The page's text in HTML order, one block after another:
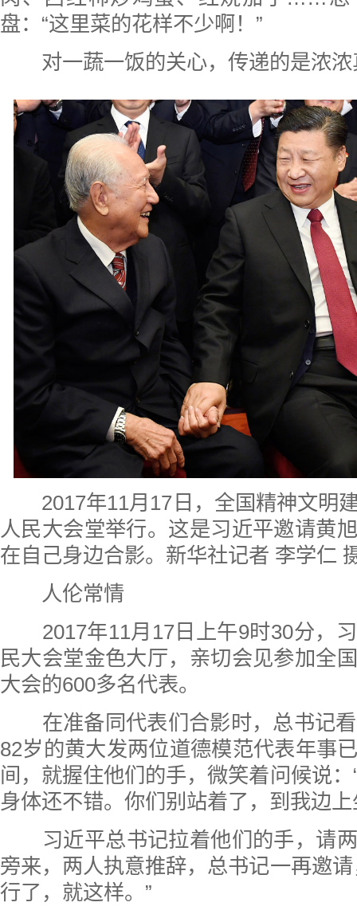
盘：“这里菜的花样不少啊！”
对一蔬一饭的关心，传递的是浓浓
2017年11月17日，全国精神文明
人民大会堂举行。这是习近平邀请黄
在自己身边合影。新华社记者 李学仁
人伦常情
2017年11月17日上午9时30分，
民大会堂金色大厅，亲切会见参加全
大会的600多名代表。
在准备同代表们合影时，总书记
82岁的黄大发两位道德模范代表年事
间，就握住他们的手，微笑着问候说
身体还不错。你们别站着了，到我边上
习近平总书记拉着他们的手，请
旁来，两人执意推辞，总书记一再邀
行了，就这样。”